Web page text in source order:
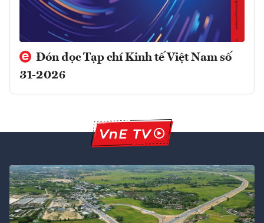
Đón đọc Tạp chí Kinh tế Việt Nam số
31-2026